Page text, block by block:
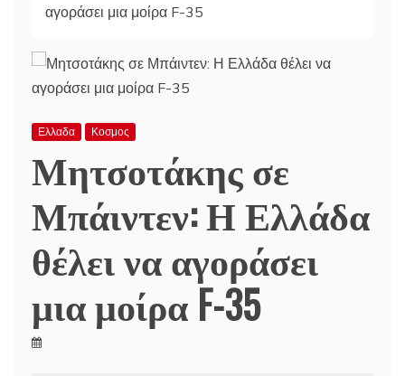
αγοράσει μια μοίρα F-35
Ελλαδα Κοσμος
Μητσοτάκης σε
Μπάιντεν: Η Ελλάδα
θέλει να αγοράσει
μια μοίρα F-35